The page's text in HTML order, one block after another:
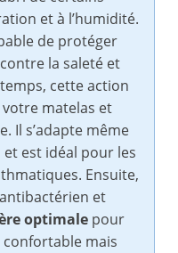
et à l’humidité.
de protéger
la saleté et
cette action
matelas et
Il s’adapte même
et est idéal pour les
Ensuite,
et
optimale pour
mais